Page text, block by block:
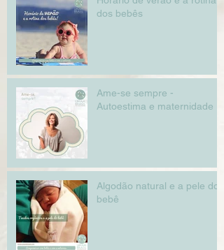
dos bebês
Ame-se sempre -
Autoestima e maternidade
Algodão natural e a pele do
bebê